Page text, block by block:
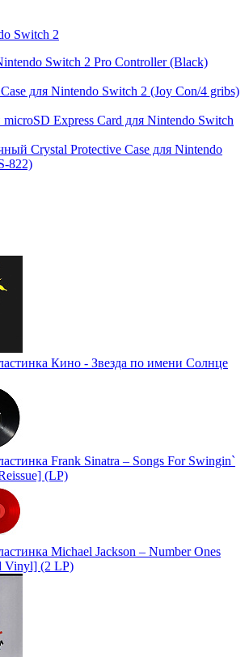
Switch 2
Switch 2 Pro Controller (Black)
для Nintendo Switch 2 (Joy Con/4 gribs)
Express Card для Nintendo Switch
Crystal Protective Case для Nintendo
822)
Кино - Звезда по имени Солнце
Frank Sinatra – Songs For Swingin`
(LP)
Michael Jackson – Number Ones
Vinyl] (2 LP)